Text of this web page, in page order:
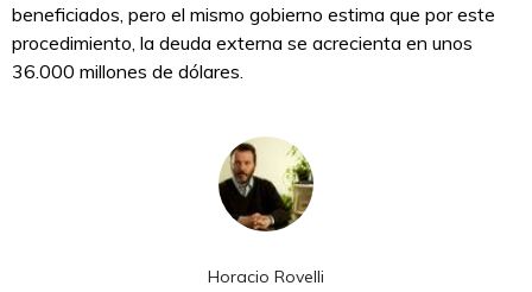
beneficiados, pero el mismo gobierno estima que por este
procedimiento, la deuda externa se acrecienta en unos
36.000 millones de dólares.
Horacio Rovelli